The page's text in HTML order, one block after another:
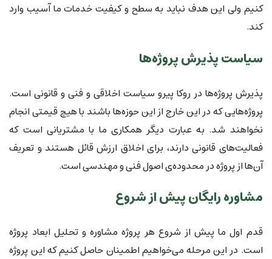
کنیم ولی این هدف نباید به سطح و کیفیت خدمات ما آسیب وارد
کند.
سیاست پذیرش پروژه‌ها
پذیرش پروژه‌ها در روکا پیرو سیاست اخلاقی و فنی و قانونی است.
پروژه‌هایی که در این خارج از این حوزه‌ها باشند با هیچ قیمتی انجام
نخواهند شد. به عبارت دیگر همکاری ما با مشتریانی است که
فعالیت‌های قانونی دارند، برای اخلاق ارزش قائل هستند و تعریف
آن‌ها از پروژه در محدوده‌ی اصول فنی و مهندسی است.
مشاوره رایگان پیش از شروع
قدم اول ما پیش از شروع هر پروژه مشاوره و تحلیل ابعاد پروژه
است. در این مرحله می‌خواهیم اطمینان حاصل کنیم که این پروژه